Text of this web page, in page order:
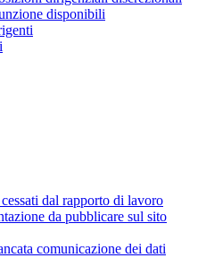
disponibili
dal rapporto di lavoro
da pubblicare sul sito
comunicazione dei dati